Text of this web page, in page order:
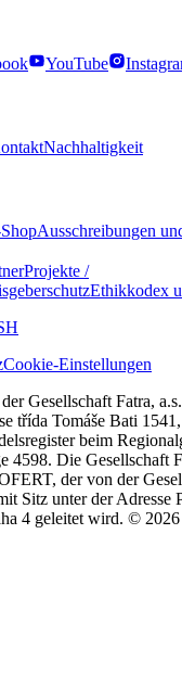
YouTube
Nachhaltigkeit
Ausschreibungen
Projekte /
Ethikkodex
Cookie-Einstellungen
Gesellschaft Fatra,
třída Tomáše Bati
beim
4598. Die Gesellschaft
der von der
Sitz unter der Adresse
4 geleitet wird. © 2026